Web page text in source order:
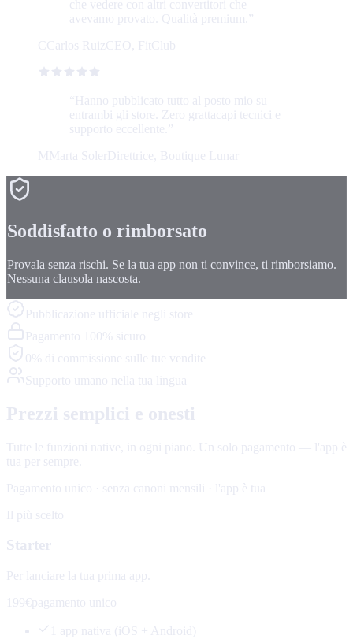
che vedere con altri convertitori che
avevamo provato. Qualità premium. ”
C Carlos RuizCEO, FitClub
“ Hanno pubblicato tutto al posto mio su
entrambi gli store. Zero grattacapi tecnici e
supporto eccellente. ”
M Marta Soler Direttrice, Boutique Lunar
Soddisfatto o rimborsato
Provala senza rischi. Se la tua app non ti convince, ti rimborsiamo.
Nessuna clausola nascosta.
Pubblicazione ufficiale negli store
Pagamento 100% sicuro
0% di commissione sulle tue vendite
Supporto umano nella tua lingua
Prezzi semplici e onesti
Tutte le funzioni native, in ogni piano. Un solo pagamento — l'app è
tua per sempre.
Pagamento unico · senza canoni mensili · l'app è tua
Il più scelto
Starter
Per lanciare la tua prima app.
199€
pagamento unico
1 app nativa (iOS + Android)